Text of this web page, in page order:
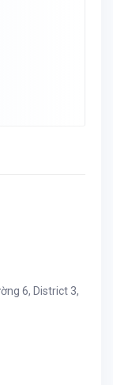
6, District 3,